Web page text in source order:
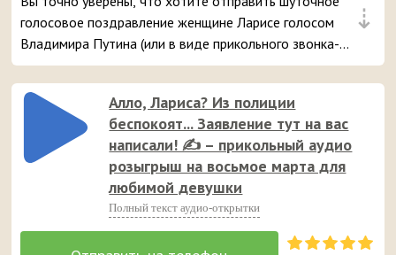
⇣
голосовое поздравление женщине Ларисе голосом
Владимира Путина (или в виде прикольного звонка-
розыгрыша из отделения полиции) на телефон в день 8
марта? 😘 Это самые популярные поздравления, вашей
даме точно понравится – и неожиданный звонок и
поданные с юмором аудио пожелания 😉 💐
Алло, Лариса? Из полиции
беспокоят... Заявление тут на вас
написали! ✍ – прикольный аудио
розыгрыш на восьмое марта для
любимой девушки
Полный текст аудио-открытки